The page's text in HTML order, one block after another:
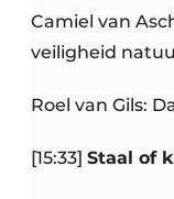
Camiel van
veiligheid
Roel van Gils:
[15:33] Staal of